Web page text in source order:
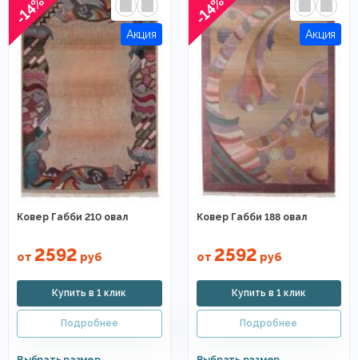
-14%
Ковер Габби 210 овал
от 2592 руб
-14%
Ковер Габби 188 овал
от 2592 руб